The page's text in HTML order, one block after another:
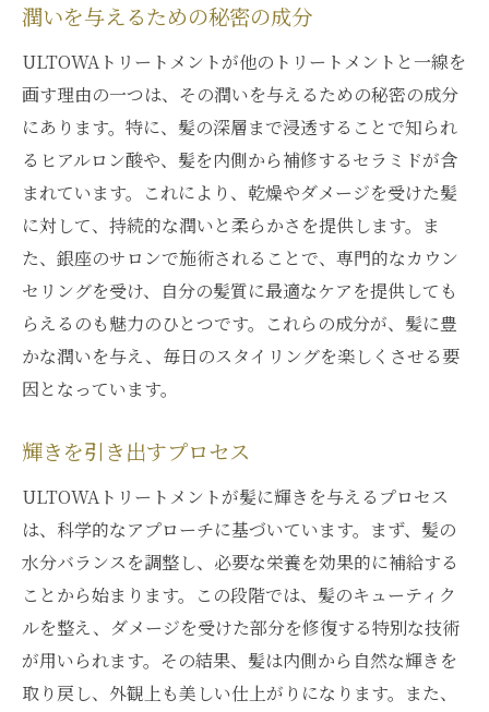
潤いを与えるための秘密の成分
ULTOWAトリートメントが他のトリートメントと一線を
画す理由の一つは、その潤いを与えるための秘密の成分
にあります。特に、髪の深層まで浸透することで知られ
るヒアルロン酸や、髪を内側から補修するセラミドが含
まれています。これにより、乾燥やダメージを受けた髪
に対して、持続的な潤いと柔らかさを提供します。ま
た、銀座のサロンで施術されることで、専門的なカウン
セリングを受け、自分の髪質に最適なケアを提供しても
らえるのも魅力のひとつです。これらの成分が、髪に豊
かな潤いを与え、毎日のスタイリングを楽しくさせる要
因となっています。
輝きを引き出すプロセス
ULTOWAトリートメントが髪に輝きを与えるプロセス
は、科学的なアプローチに基づいています。まず、髪の
水分バランスを調整し、必要な栄養を効果的に補給する
ことから始まります。この段階では、髪のキューティク
ルを整え、ダメージを受けた部分を修復する特別な技術
が用いられます。その結果、髪は内側から自然な輝きを
取り戻し、外観上も美しい仕上がりになります。また、